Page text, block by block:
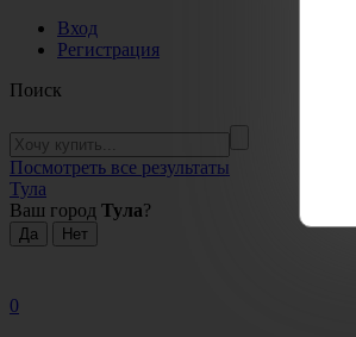
Вход
Регистрация
Поиск
Посмотреть все результаты
Тула
Ваш город Тула?
0